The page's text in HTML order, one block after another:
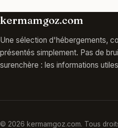
kermamgoz.com
Une sélection d'hébergements,
présentés simplement. Pas de
surenchère : les informations
© 2026 kermamgoz.com. Tous